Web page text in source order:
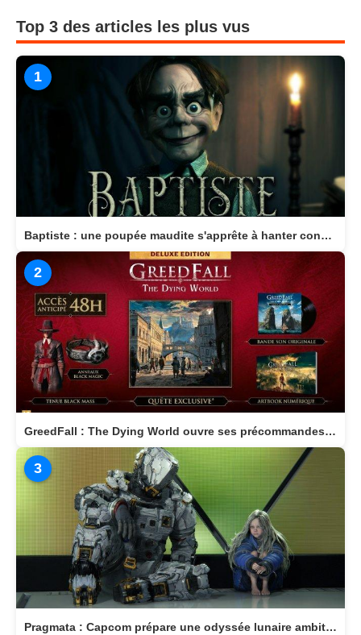
Top 3 des articles les plus vus
1
Baptiste : une poupée maudite s'apprête à hanter consoles et PC en 2026
2
GreedFall : The Dying World ouvre ses précommandes et dévoile son édition Deluxe
3
Pragmata : Capcom prépare une odyssée lunaire ambitieuse pour avril 2026